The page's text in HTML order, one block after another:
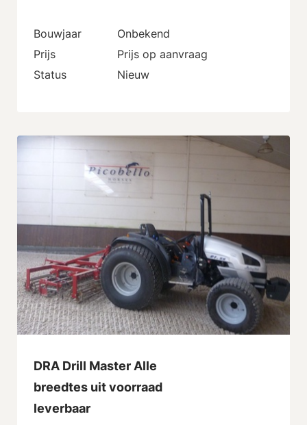
Bouwjaar
Onbekend
Prijs
Prijs op aanvraag
Status
Nieuw
DRA Drill Master Alle
breedtes uit voorraad
leverbaar